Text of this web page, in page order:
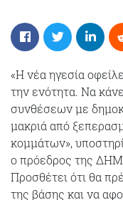
«Η νέα ηγεσία
την ενότητα. Να
συνθέσεων με
μακριά από
κομμάτων»,
ο πρόεδρος της
Προσθέτει ότι θα
της βάσης και να